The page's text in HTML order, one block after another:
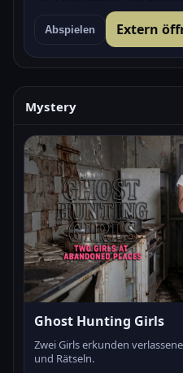
Abspielen Extern
Mystery
Ghost Hunting Girls
Zwei Girls erkunden
und Rätseln.